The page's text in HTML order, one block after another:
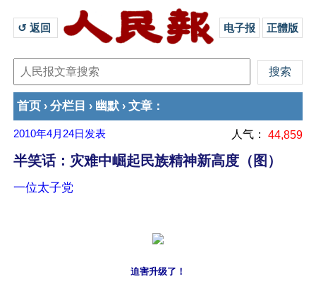
↺ 返回 电子报 正體版
首页 › 分栏目 › 幽默 › 文章 ：
2010年4月24日 发表 人气： 44,859
半笑话：灾难中崛起民族精神新高度（图）
一位太子党
迫害升级了！